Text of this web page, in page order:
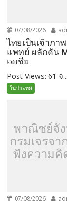
07/08/2026
ไทยเป็นเจ้าภา
แพทย์ ผลักดัน
เอเชีย
Post Views: 61 จ...
ในประทศ
พาณิชย์จัง
กรมเจรจา
ฟังความคิ
07/08/2026